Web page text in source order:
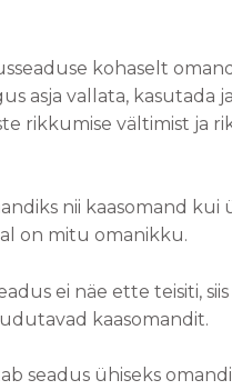
kohaselt
asja vallata, kasutada
rikkumise vältimist ja
nii kaasomand kui
on mitu omanikku.
ei näe ette teisiti,
kaasomandit.
seadus ühiseks